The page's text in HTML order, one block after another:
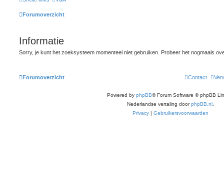
Forumoverzicht
Informatie
Sorry, je kunt het zoeksysteem momenteel niet gebruiken. Probeer het nogmaals
Forumoverzicht Contact
Powered by phpBB® Forum Software © phpBB
Nederlandse vertaling doorphpBB.nl.
Privacy| Gebruikersvoorwaarden